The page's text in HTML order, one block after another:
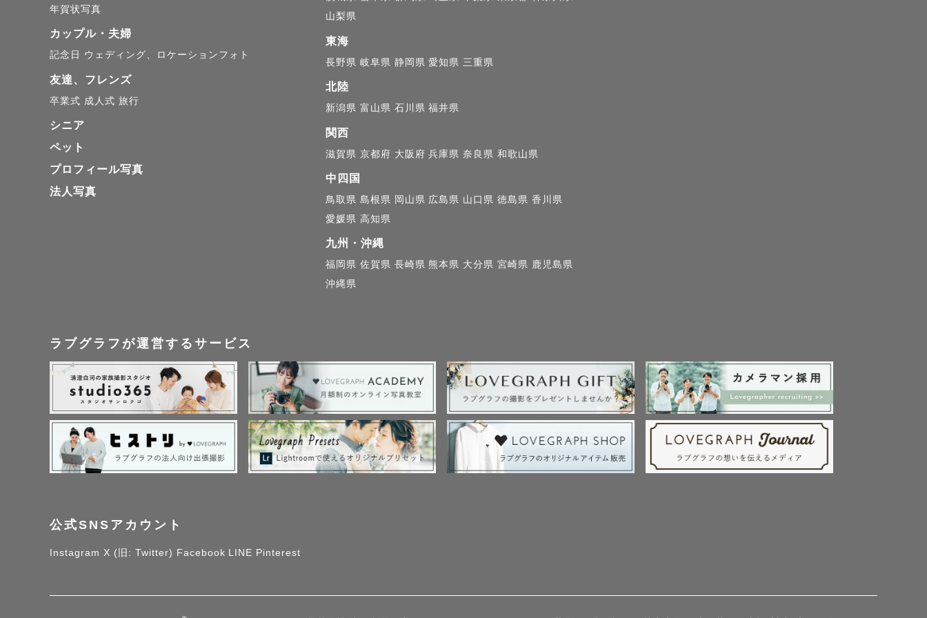
▶２ポーズ+パーツカット+家族写真や日常写真
◇プレミアムポージングプラン◇
▶3ポーズ+パーツカット+家族写真や日常写真
↓ポーズは下記からお選びください。
・サイドポーズ
・はだかんぼ（黒背景 or シフォン）
★バムアップ（うつ伏せ）
★チンオンハンズ（手に顎を乗せたうつ伏せ）
★ポテトサック（自立したおくるみのポーズ）
ておりますが、赤ちゃんのコンディション次第で大きく前後します。
迎えをお願いしております。難しい場合はタクシーを利用させていただくことがございますのでご
年賀状写真
カップル・夫婦
記念日 ウェディング、ロケーションフォト
友達、フレンズ
卒業式 成人式 旅行
シニア
ペット
プロフィール写真
法人写真
山梨県
東海
長野県 岐阜県 静岡県 愛知県 三重県
北陸
新潟県 富山県 石川県 福井県
関西
滋賀県 京都府 大阪府 兵庫県 奈良県 和歌山県
中四国
鳥取県 島根県 岡山県 広島県 山口県 徳島県 香川県
愛媛県 高知県
九州・沖縄
福岡県 佐賀県 長崎県 熊本県 大分県 宮崎県 鹿児島県
沖縄県
ラブグラフが運営するサービス
公式SNSアカウント
Instagram X (旧: Twitter) Facebook LINE Pinterest